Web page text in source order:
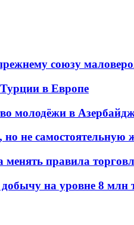
союзу
в Европе
молодёжи в
не самостоятельную
правила
на уровне 8 млн